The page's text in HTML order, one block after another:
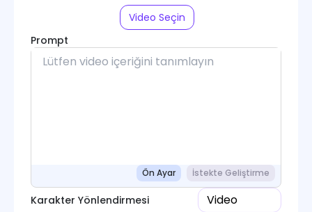
Video Seçin
Prompt
Ön Ayar İstekte Geliştirme
Karakter Yönlendirmesi Video